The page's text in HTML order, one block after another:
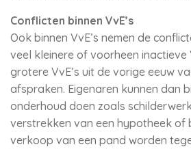
Conflicten binnen VvE’s
Ook binnen VvE’s nemen de
veel kleinere of voorheen inactieve
grotere VvE’s uit de vorige eeuw
afspraken. Eigenaren kunnen dan
onderhoud doen zoals
verstrekken van een hypotheek of
verkoop van een pand worden